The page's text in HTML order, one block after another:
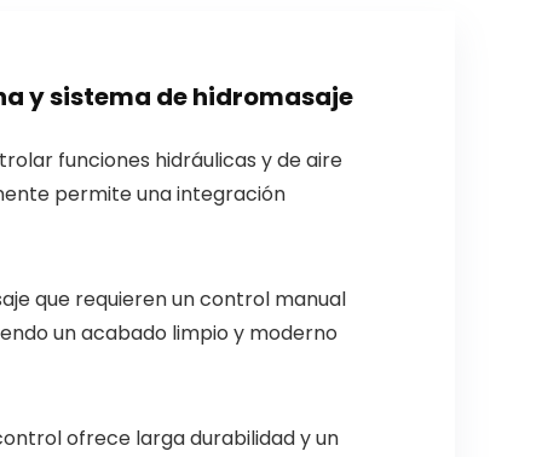
y sistema de hidromasaje
funciones hidráulicas y de aire
permite una integración
que requieren un control manual
un acabado limpio y moderno
ofrece larga durabilidad y un